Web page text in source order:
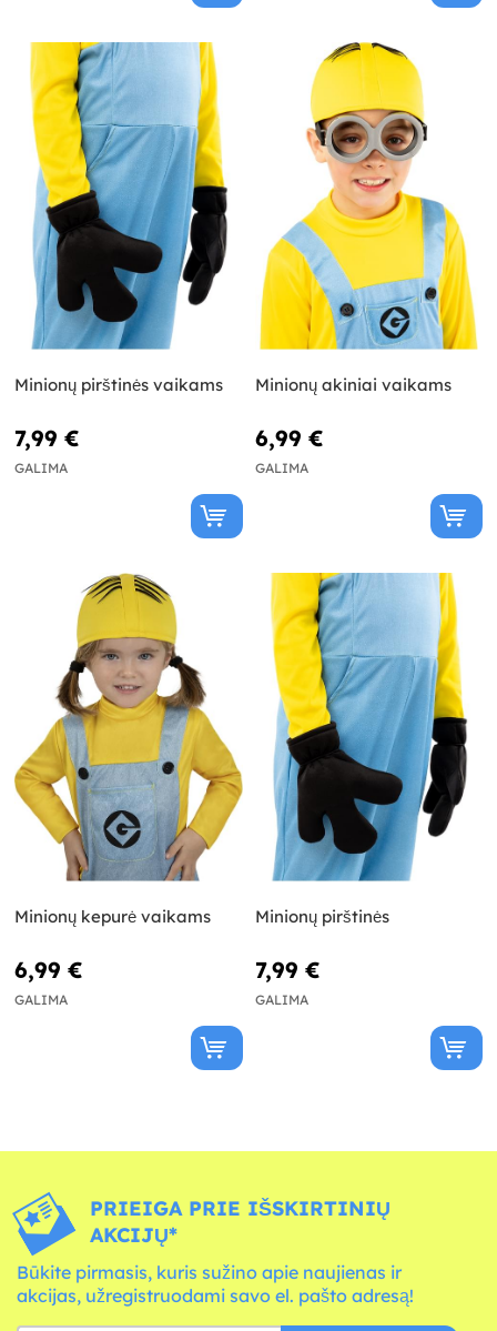
Minionų pirštinės vaikams
7,99 €
GALIMA
Minionų akiniai vaikams
6,99 €
GALIMA
Minionų kepurė vaikams
6,99 €
GALIMA
Minionų pirštinės
7,99 €
GALIMA
PRIEIGA PRIE IŠSKIRTINIŲ
AKCIJŲ*
Būkite pirmasis, kuris sužino apie naujienas ir
akcijas, užregistruodami savo el. pašto adresą!